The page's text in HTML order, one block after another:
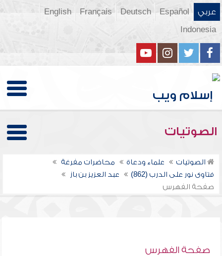
عربي Español
Deutsch
Français
English
Indonesia
الصوتيات
الصوتيات علماء ودعاة
محاضرات مفرغة
فتاوى نور على الدرب (862)
عبد العزيز بن باز
صفحة الفهرس
صفحة الفهرس